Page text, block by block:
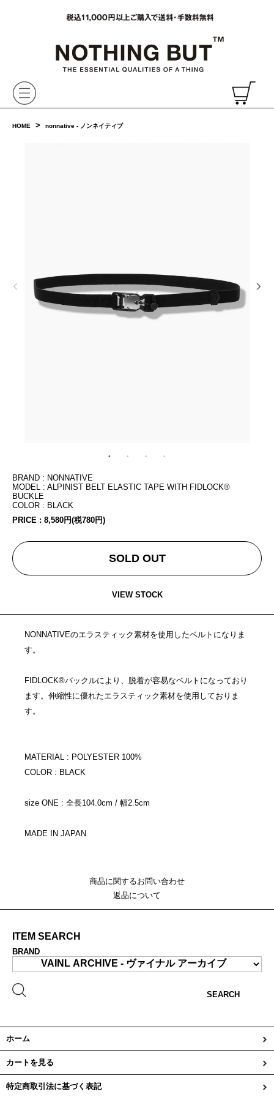
HOME > nonnative - ノンネイティブ
BRAND : NONNATIVE
MODEL : ALPINIST BELT ELASTIC TAPE WITH FIDLOCK®
BUCKLE
COLOR : BLACK
PRICE : 8,580円(税780円)
SOLD OUT
VIEW STOCK
NONNATIVEのエラスティック素材を使用したベルトになりま
す。
FIDLOCK®バックルにより、脱着が容易なベルトになっており
ます。伸縮性に優れたエラスティック素材を使用しておりま
す。
MATERIAL : POLYESTER 100%
COLOR : BLACK
size ONE : 全長104.0cm / 幅2.5cm
MADE IN JAPAN
商品に関するお問い合わせ
返品について
ITEM SEARCH
BRAND
SEARCH
ホーム
カートを見る
特定商取引法に基づく表記